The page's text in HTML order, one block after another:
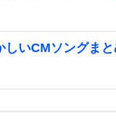
しいCMソングま